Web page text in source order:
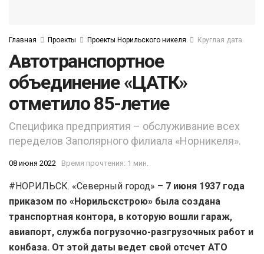
Главная Проекты Проекты Норильского никеля Круглая дата
Автотранспортное
объединение «ЦАТК»
отметило 85-летие
Специфика предприятия – обслуживание всех
переделов Заполярного филиала «Норникеля».
08 июня 2022 Время прочтения: 1 мин.
#НОРИЛЬСК. «Северный город» – 7 июня 1937 года
приказом по «Норильскстрою» была создана
транспортная контора, в которую вошли гараж,
авиапорт, служба погрузочно-разгрузочных работ и
конбаза. От этой даты ведет свой отсчет АТО